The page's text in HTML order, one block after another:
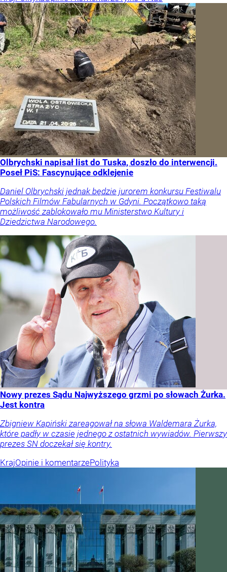
Olbrychski napisał list do Tuska, doszło do interwencji.
Poseł PiS: Fascynujące odklejenie
Daniel Olbrychski jednak będzie jurorem konkursu Festiwalu
Polskich Filmów Fabularnych w Gdyni. Początkowo taką
możliwość zablokowało mu Ministerstwo Kultury i
Dziedzictwa Narodowego.
Nowy prezes Sądu Najwyższego grzmi po słowach Żurka.
Jest kontra
Zbigniew Kapiński zareagował na słowa Waldemara Żurka,
które padły w czasie jednego z ostatnich wywiadów. Pierwszy
prezes SN doczekał się kontry.
KrajOpinie i komentarzePolityka